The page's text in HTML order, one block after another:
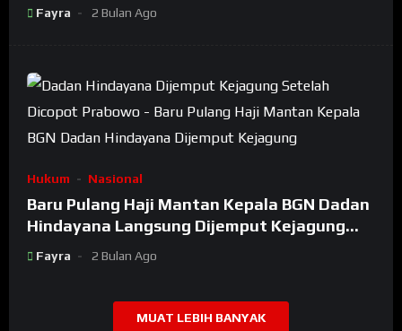
Bongkar Oknum Kiyai Besar
Fayra 2 Bulan Ago
Hukum Nasional
Baru Pulang Haji Mantan Kepala BGN Dadan
Hindayana Langsung Dijemput Kejagung
Setelah Dicopot Prabowo
Fayra 2 Bulan Ago
MUAT LEBIH BANYAK